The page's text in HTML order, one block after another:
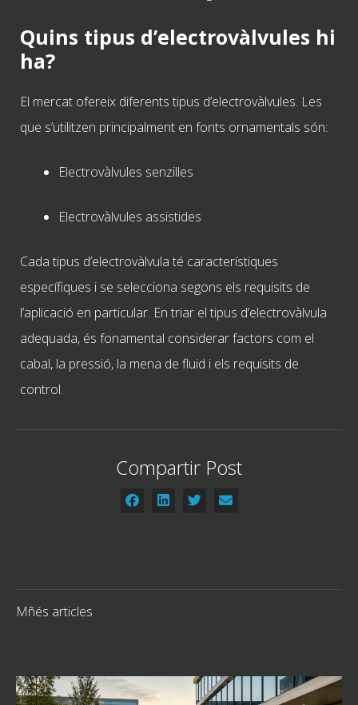
Quins tipus d’electrovàlvules hi
ha?
El mercat ofereix diferents tipus d’electrovàlvules. Les
que s’utilitzen principalment en fonts ornamentals són:
Electrovàlvules senzilles
Electrovàlvules assistides
Cada tipus d’electrovàlvula té característiques
específiques i se selecciona segons els requisits de
l’aplicació en particular. En triar el tipus d’electrovàlvula
adequada, és fonamental considerar factors com el
cabal, la pressió, la mena de fluid i els requisits de
control.
Compartir Post
Mñés articles